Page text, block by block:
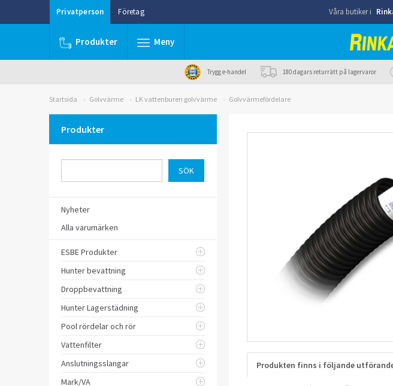
Privatperson Företag Våra butiker i
Produkter Meny
Trygg e-handel 180 dagars returrätt på lagervaror
Startsida Golvvärme LK vattenburen golvvärme Golvvärmefördelare
Produkter
Nyheter
Alla varumärken
ESBE Produkter
Hunter bevattning
Droppbevattning
Hunter Lagerstädning
Pool rördelar och rör
Vattenfilter
Anslutningsslangar
Mark/VA
Produkten finns i följande